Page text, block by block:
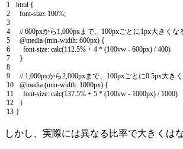
1
2
3
4
5
6
7
8
9
10
11
12
13
html {
font-size: 100%;
// 600pxから1,000pxまで、100pxごとに1px大きくな
@media (min-width: 600px) {
font-size: calc(112.5% + 4 * (100vw - 600px) / 400)
}
// 1,000pxから2,000pxまで、100pxごとに0.5px大き
@media (min-width: 1000px) {
font-size: calc(137.5% + 5 * (100vw - 1000px) / 1000)
}
}
しかし、実際には異なる比率で大きくは